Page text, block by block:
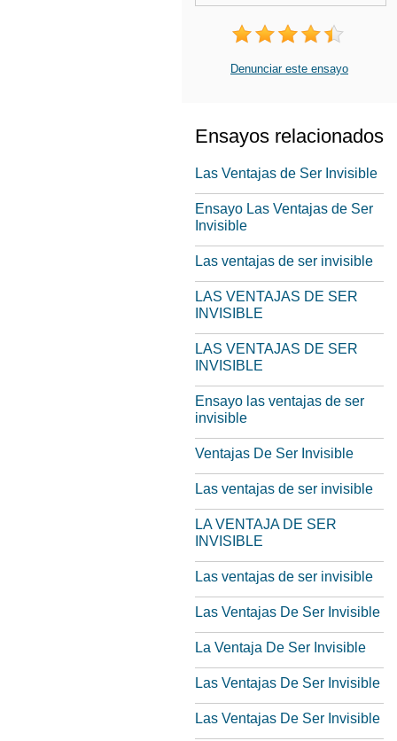
Denunciar este ensayo
Ensayos relacionados
Las Ventajas de Ser Invisible
Ensayo Las Ventajas de Ser
Invisible
Las ventajas de ser invisible
LAS VENTAJAS DE SER
INVISIBLE
LAS VENTAJAS DE SER
INVISIBLE
Ensayo las ventajas de ser
invisible
Ventajas De Ser Invisible
Las ventajas de ser invisible
LA VENTAJA DE SER
INVISIBLE
Las ventajas de ser invisible
Las Ventajas De Ser Invisible
La Ventaja De Ser Invisible
Las Ventajas De Ser Invisible
Las Ventajas De Ser Invisible